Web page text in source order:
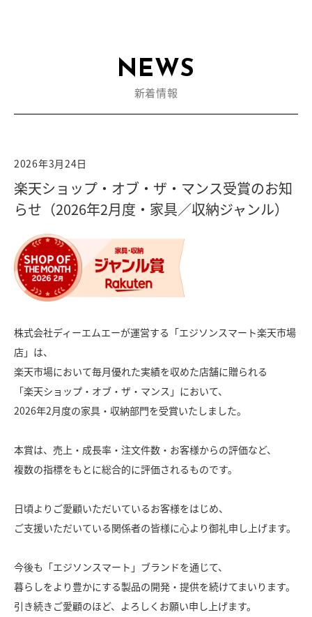
新着情報
2026年3月24日
楽天ショップ・オブ・ザ・マンス受賞のお知
らせ（2026年2月度・家具／収納ジャンル）
株式会社ディーエムエーが運営する「エジソンスマート楽天市場
店」は、
楽天市場において毎月優れた実績を収めた店舗に贈られる
「楽天ショップ・オブ・ザ・マンス」において、
2026年2月度の家具・収納部門を受賞いたしました。
本賞は、売上・成長率・注文件数・お客様からの評価など、
複数の指標をもとに総合的に評価されるものです。
日頃よりご愛顧いただいているお客様をはじめ、
ご支援いただいている関係者の皆様に心より御礼申し上げます。
今後も「エジソンスマート」ブランドを通じて、
暮らしをより豊かにする製品の開発・提供を続けてまいります。
引き続きご愛顧のほど、よろしくお願い申し上げます。